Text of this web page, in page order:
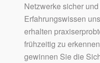
Netzwerke sicher
Erfahrungswissen
erhalten
frühzeitig zu
gewinnen Sie die